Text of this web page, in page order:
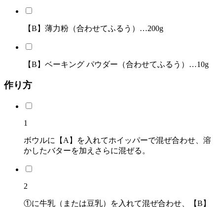
【B】薄力粉（合わせてふるう）…200g
【B】ベーキング パウダー（合わせてふるう）…10g
作り方
1
ボウルに【A】を入れてホイッパーで混ぜ合わせ、溶
かしたバターを加えさらに混ぜる。
2
①に牛乳（または豆乳）を入れて混ぜ合わせ、【B】